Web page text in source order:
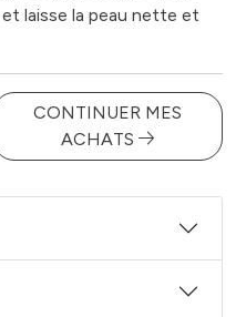
laisse la peau nette et
CONTINUER MES
ACHATS